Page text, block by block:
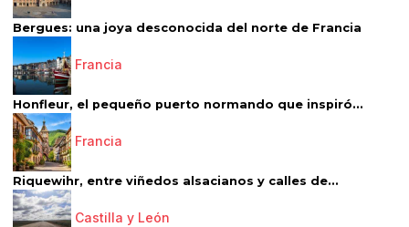
Bergues: una joya desconocida del norte de Francia
Francia
Honfleur, el pequeño puerto normando que inspiró...
Francia
Riquewihr, entre viñedos alsacianos y calles de...
Castilla y León